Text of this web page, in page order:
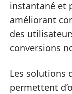
instantané et
améliorant
des
conversions
Les solutions
permettent